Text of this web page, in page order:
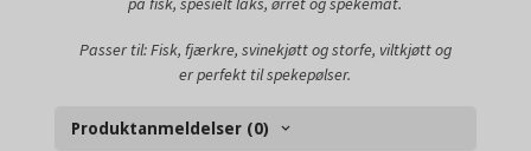
Passer til: Fisk, fjærkre, svinekjøtt og storfe, viltkjøtt og
er perfekt til spekepølser.
Produktanmeldelser (0)